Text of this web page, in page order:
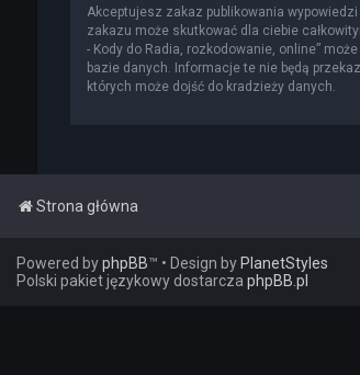
Akceptujesz zakaz publikowania
zakazu może skutkować dla ciebie
- Kody do Radia, rozkodowanie, online”
bazie danych. Informacje te nie będą
których może dojść do kradzieży danych.
Strona główna
Powered byphpBB™ • Design by PlanetStyles
Polski pakiet językowy dostarcza phpBB.pl